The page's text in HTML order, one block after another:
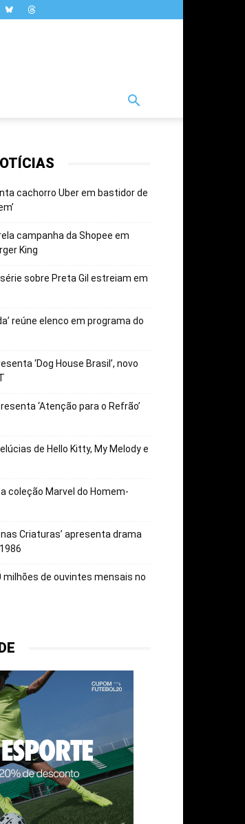
cachorro Uber em bastidor de
campanha da Shopee em
King
sobre Preta Gil estreiam em
reúne elenco em programa do
‘Dog House Brasil’, novo
‘Atenção para o Refrão’
de Hello Kitty, My Melody e
coleção Marvel do Homem-
Criaturas’ apresenta drama
milhões de ouvintes mensais no